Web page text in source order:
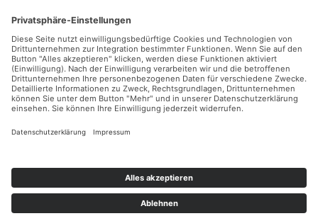
Zahlungsarten
Sicher Einkaufen
Ladengeschäft
Newsletter
Facebook Instagram